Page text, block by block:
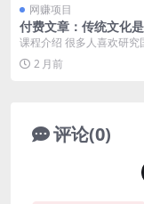
网赚项目
付费文章：传统文化
路上最大障碍！中庸之
课程介绍 很多人喜欢研究
崇传统文化， 这本身没有
题。 但是，如果你...
2 月前
评论(0)